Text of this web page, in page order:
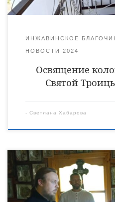
ИНЖАВИНСКОЕ
НОВОСТИ 2024
Освящение
Святой
- Светлана Хабарова
13 июля состоялась поездка
— Невского храма районного
Иоанновский источник близ